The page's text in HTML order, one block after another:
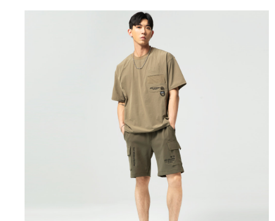
1.分期款項不併入電信帳單，「大哥付你分期」於每月結算日後寄送繳費提
2.透過簡訊連結打開帳單後，可選擇「超商條碼／台灣大直營門市／銀行轉
帳／街口支付／iPASS MONEY」等通路繳費。
1.本服務係由「台灣大哥大股份有限公司」（以下簡稱本公司）所提供，讓
用戶於交易時，得透過本服務購買商品或服務，並由商店將買賣／分期付款
買賣價金債權讓與本公司後，依約使用本公司帳單繳交帳款。
2.基於同意付款使用「大哥付你分期」之契約關係目的，商店將以您的個人
資料（包含姓名、電話或地址）提供予台灣大哥大進項蒐集、處理及利用，
由本公司與您本人進行分期帳單所需資料之確認、核對及更正。
3.完整用戶服務條款，請詳閱以下連結：
https://oppay.tw/userRule
２．便利：只要手機號碼，簡訊認證，即可結帳。
３．安心：先確認商品／服務後，再付款。
１．於結帳方式選擇「AFTEE先享後付」後，將跳轉至「AFTEE先享後付」
結帳頁面，進行簡訊認證並確認金額後，即可完成結帳。
２．訂單成立數日內，您將收到繳費通知簡訊。
３．收到繳費通知簡訊後14天內，點擊此簡訊中的連結，可透過四大超商／
ATM／網路銀行／等多元方式進行付款，方視為交易完成。
※ 請注意：結帳手續完成當下不需立刻繳費，但若您需要取消訂單，請聯絡
購買商品的店家。未經商家同意取消之訂單仍視為有效，需透過AFTEE先享
※ 交易是否成功請以「AFTEE先享後付 」之結帳頁面顯示為準，若有關於
是否繳費成功／繳費後需取消欲退款等相關疑問，請聯繫「AFTEE先享後付
https://netprotections.freshdesk.com/support/home
１．透過由恩沛科技股份有限公司提供之「AFTEE先享後付」服務完成之交
易，需依本服務之必要範圍內提供個人資料，並將交易相關給付款項請求債
每筆NT$80，滿NT$888(含以上)免運費
每筆NT$80，滿NT$888(含以上)免運費
每筆NT$60，滿NT$3,000(含以上)免運費
每筆NT$60，滿NT$3,000(含以上)免運費
每筆NT$80，滿NT$3,000(含以上)免運費